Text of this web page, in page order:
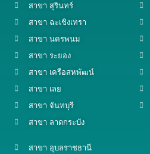
สาขา สุรินทร์
สาขา ฉะเชิงเทรา
สาขา นครพนม
สาขา ระยอง
สาขา เครือสหพัฒน์
สาขา เลย
สาขา จันทบุรี
สาขา ลาดกระบัง
สาขา อุบลราชธานี